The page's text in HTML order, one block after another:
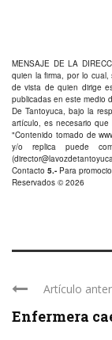
MENSAJE DE LA
quien la firma, por lo
de vista de quien dirige
publicadas en este medio
De Tantoyuca, bajo la
artículo, es necesario
"Contenido tomado de
y/o replica puede
(
Contacto 5.- Para
Reservados © 2026
Artículo
Enfermera